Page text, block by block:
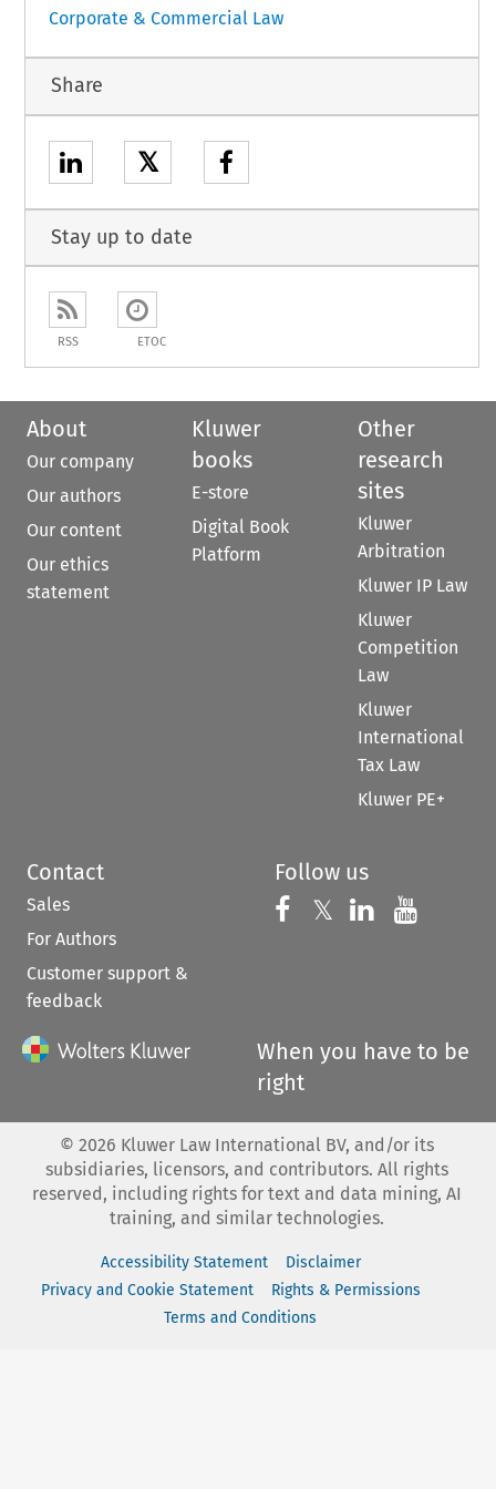
Corporate & Commercial Law
Share
𝕏
Stay up to date
RSS ETOC
About
Our company
Our authors
Our content
Our ethics
statement
Kluwer
books
E-store
Digital Book
Platform
Other
research
sites
Kluwer
Arbitration
Kluwer IP Law
Kluwer
Competition
Law
Kluwer
International
Tax Law
Kluwer PE+
Contact
Sales
For Authors
Customer support &
feedback
Follow us
Follow us on
𝕏 Follow us on
Follow us
When you have to be
right
© 2026 Kluwer Law International BV, and/or its
subsidiaries, licensors, and contributors. All rights
reserved, including rights for text and data mining, AI
training, and similar technologies.
Accessibility Statement
Disclaimer
Privacy and Cookie Statement
Rights & Permissions
Terms and Conditions